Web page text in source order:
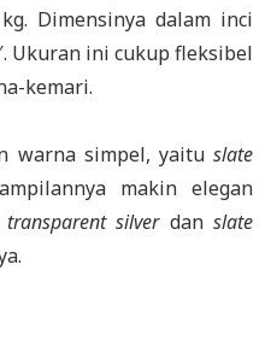
Dimensinya dalam inci
Ukuran ini cukup fleksibel
kemari.
warna simpel, yaitu slate
makin elegan
transparent silverdanslate